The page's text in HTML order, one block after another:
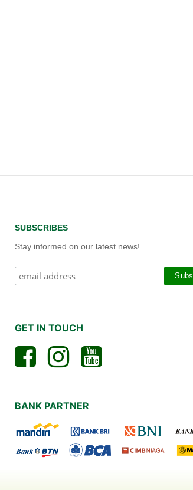
SUBSCRIBES
Stay informed on our latest news!
GET IN TOUCH
BANK PARTNER